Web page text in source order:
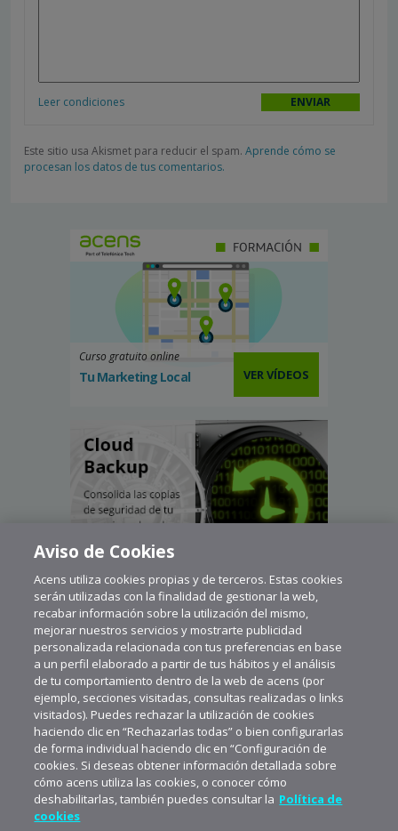
Leer condiciones
Este sitio usa Akismet para reducir el spam. Aprende cómo se
procesan los datos de tus comentarios.
Curso gratuito online
Tu Marketing Local VER VÍDEOS
Aviso de Cookies
Acens utiliza cookies propias y de terceros. Estas cookies
serán utilizadas con la finalidad de gestionar la web,
recabar información sobre la utilización del mismo,
mejorar nuestros servicios y mostrarte publicidad
personalizada relacionada con tus preferencias en base
a un perfil elaborado a partir de tus hábitos y el análisis
de tu comportamiento dentro de la web de acens (por
ejemplo, secciones visitadas, consultas realizadas o links
visitados). Puedes rechazar la utilización de cookies
haciendo clic en “Rechazarlas todas” o bien configurarlas
de forma individual haciendo clic en “Configuración de
cookies. Si deseas obtener información detallada sobre
cómo acens utiliza las cookies, o conocer cómo
deshabilitarlas, también puedes consultar la Política de
cookies